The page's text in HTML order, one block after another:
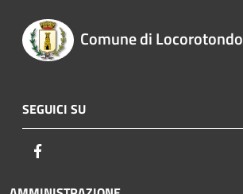
Comune di Locorotondo
SEGUICI SU